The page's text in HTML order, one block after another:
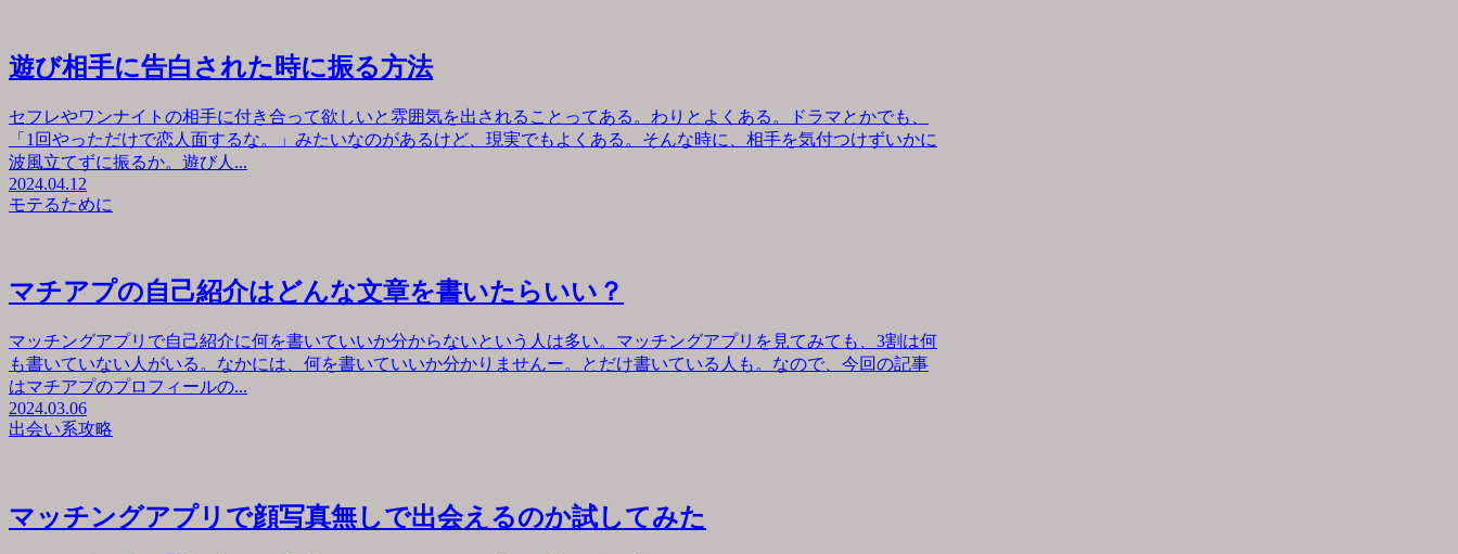
遊び相手に告白された時に振る方法
セフレやワンナイトの相手に付き合って欲しいと雰囲気を出されることってある。わりとよくある。ドラマとかでも、
「1回やっただけで恋人面するな。」みたいなのがあるけど、現実でもよくある。そんな時に、相手を気付つけずいかに
波風立てずに振るか。遊び人...
2024.04.12
モテるために
マチアプの自己紹介はどんな文章を書いたらいい？
マッチングアプリで自己紹介に何を書いていいか分からないという人は多い。マッチングアプリを見てみても、3割は何
も書いていない人がいる。なかには、何を書いていいか分かりませんー。とだけ書いている人も。なので、今回の記事
はマチアプのプロフィールの...
2024.03.06
出会い系攻略
マッチングアプリで顔写真無しで出会えるのか試してみた